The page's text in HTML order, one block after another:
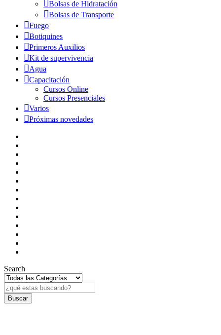
Bolsas de Hidratación
Bolsas de Transporte
Fuego
Botiquines
Primeros Auxilios
Kit de supervivencia
Agua
Capacitación
Cursos Online
Cursos Presenciales
Varios
Próximas novedades
Search